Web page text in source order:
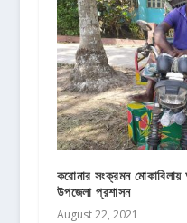
করোনার সংক্রমন
উপজেলা প্রশাসন
August 22, 2021